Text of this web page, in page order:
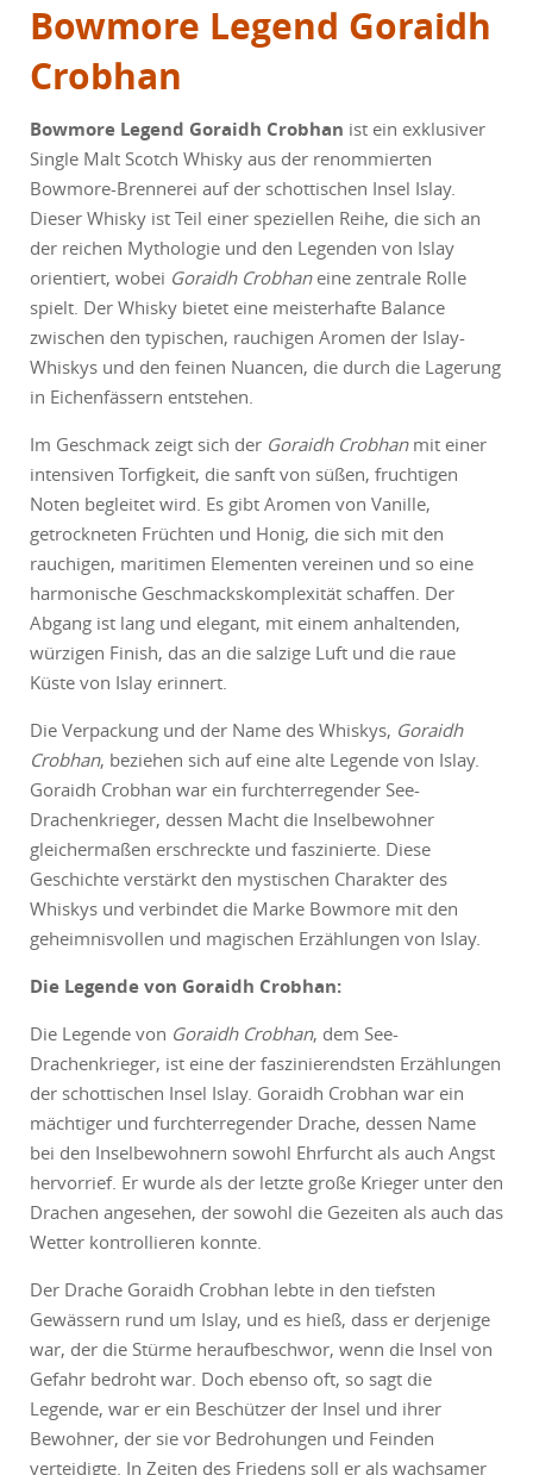
Bowmore Legend Goraidh
Crobhan
Bowmore Legend Goraidh Crobhan ist ein exklusiver
Single Malt Scotch Whisky aus der renommierten
Bowmore-Brennerei auf der schottischen Insel Islay.
Dieser Whisky ist Teil einer speziellen Reihe, die sich an
der reichen Mythologie und den Legenden von Islay
orientiert, wobei Goraidh Crobhaneine zentrale Rolle
spielt. Der Whisky bietet eine meisterhafte Balance
zwischen den typischen, rauchigen Aromen der Islay-
Whiskys und den feinen Nuancen, die durch die Lagerung
in Eichenfässern entstehen.
Im Geschmack zeigt sich der Goraidh Crobhanmit einer
intensiven Torfigkeit, die sanft von süßen, fruchtigen
Noten begleitet wird. Es gibt Aromen von Vanille,
getrockneten Früchten und Honig, die sich mit den
rauchigen, maritimen Elementen vereinen und so eine
harmonische Geschmackskomplexität schaffen. Der
Abgang ist lang und elegant, mit einem anhaltenden,
würzigen Finish, das an die salzige Luft und die raue
Küste von Islay erinnert.
Die Verpackung und der Name des Whiskys, Goraidh
Crobhan, beziehen sich auf eine alte Legende von Islay.
Goraidh Crobhan war ein furchterregender See-
Drachenkrieger, dessen Macht die Inselbewohner
gleichermaßen erschreckte und faszinierte. Diese
Geschichte verstärkt den mystischen Charakter des
Whiskys und verbindet die Marke Bowmore mit den
geheimnisvollen und magischen Erzählungen von Islay.
Die Legende von Goraidh Crobhan:
Die Legende von Goraidh Crobhan, dem See-
Drachenkrieger, ist eine der faszinierendsten Erzählungen
der schottischen Insel Islay. Goraidh Crobhan war ein
mächtiger und furchterregender Drache, dessen Name
bei den Inselbewohnern sowohl Ehrfurcht als auch Angst
hervorrief. Er wurde als der letzte große Krieger unter den
Drachen angesehen, der sowohl die Gezeiten als auch das
Wetter kontrollieren konnte.
Der Drache Goraidh Crobhan lebte in den tiefsten
Gewässern rund um Islay, und es hieß, dass er derjenige
war, der die Stürme heraufbeschwor, wenn die Insel von
Gefahr bedroht war. Doch ebenso oft, so sagt die
Legende, war er ein Beschützer der Insel und ihrer
Bewohner, der sie vor Bedrohungen und Feinden
verteidigte. In Zeiten des Friedens soll er als wachsamer